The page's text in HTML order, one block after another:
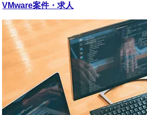
VMware案件・求人